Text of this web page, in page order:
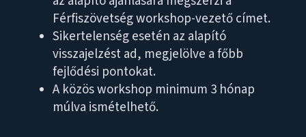
Férfiszövetség workshop-vezető címet.
Sikertelenség esetén az alapító
visszajelzést ad, megjelölve a főbb
fejlődési pontokat.
A közös workshop minimum 3 hónap
múlva ismételhető.